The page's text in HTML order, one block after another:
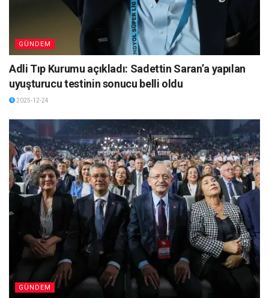
GÜNDEM
Adli Tıp Kurumu açıkladı: Sadettin Saran’a yapılan
uyuşturucu testinin sonucu belli oldu
2025-12-24
GÜNDEM